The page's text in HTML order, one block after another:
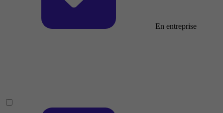
En entreprise